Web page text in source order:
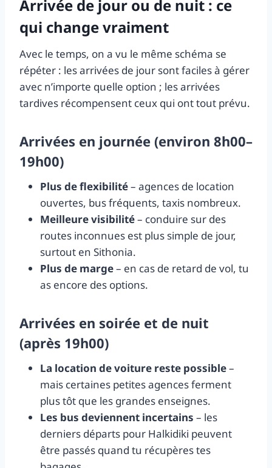
Arrivée de jour ou de nuit : ce
qui change vraiment
Avec le temps, on a vu le même schéma se
répéter : les arrivées de jour sont faciles à gérer
avec n’importe quelle option ; les arrivées
tardives récompensent ceux qui ont tout prévu.
Arrivées en journée (environ 8h00–
19h00)
Plus de flexibilité– agences de location
ouvertes, bus fréquents, taxis nombreux.
Meilleure visibilité– conduire sur des
routes inconnues est plus simple de jour,
surtout en Sithonia.
Plus de marge– en cas de retard de vol, tu
as encore des options.
Arrivées en soirée et de nuit
(après 19h00)
La location de voiture reste possible–
mais certaines petites agences ferment
plus tôt que les grandes enseignes.
Les bus deviennent incertains – les
derniers départs pour Halkidiki peuvent
être passés quand tu récupères tes